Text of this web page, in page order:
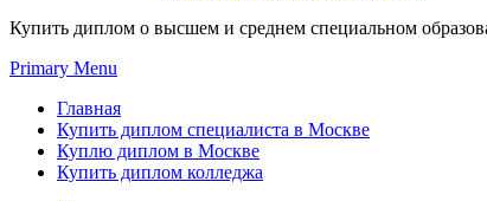
Купить диплом о высшем и среднем специальном
Primary Menu
Главная
Купить диплом специалиста в Москве
Куплю диплом в Москве
Купить диплом колледжа